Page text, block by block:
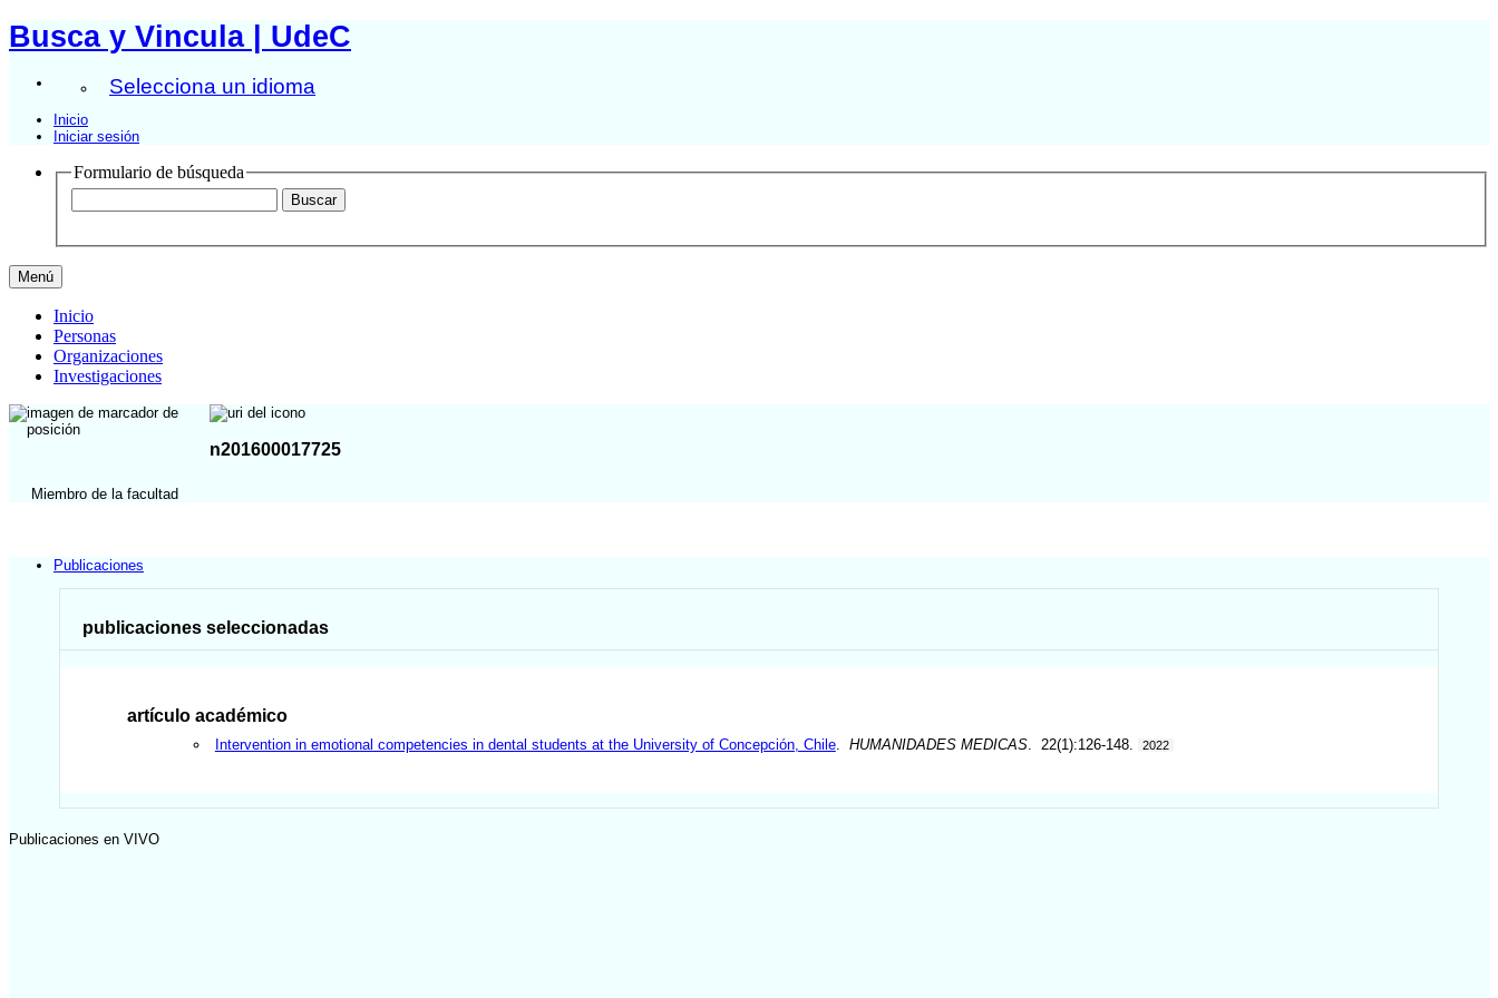
Busca y Vincula | UdeC
Selecciona un idioma
Inicio
Iniciar sesión
Formulario de búsqueda
Menú
Inicio
Personas
Organizaciones
Investigaciones
n201600017725
Miembro de la facultad
Publicaciones
publicaciones seleccionadas
artículo académico
Intervention in emotional competencies in dental students at the University of Concepción, Chile. HUMANIDADES MEDICAS. 22(1):126-148. 2022
Publicaciones en VIVO